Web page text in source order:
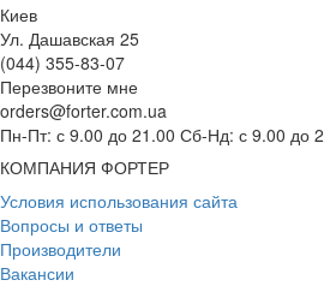
Киев
Ул. Дашавская 25
(044) 355-83-07
Перезвоните мне
orders@forter.com.ua
Пн-Пт: с 9.00 до 21.00 Сб-Нд: с 9.00 до
КОМПАНИЯ ФОРТЕР
Условия использования сайта
Вопросы и ответы
Производители
Вакансии